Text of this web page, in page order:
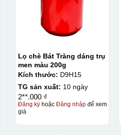
Kiểu in:
Lọ chè Bát Tràng dáng trụ
men màu 200g
Kích thước: D9H15
TG sản xuất: 10 ngày
2**.000 ₫
Đăng kýhoặc Đăng nhậpđể xem
giá